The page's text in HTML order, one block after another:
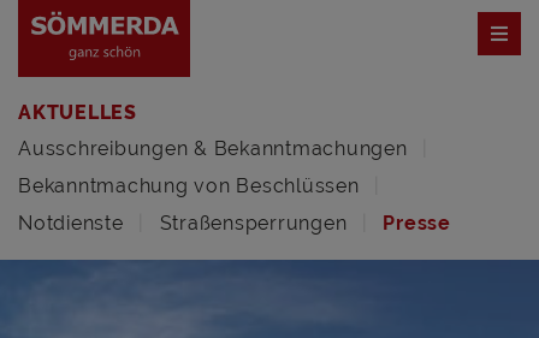
AKTUELLES
Ausschreibungen & Bekanntmachungen
Bekanntmachung von Beschlüssen
Notdienste
Straßensperrungen Presse